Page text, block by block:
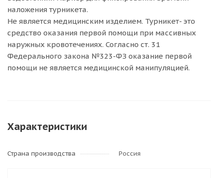
наложения турникета.
Не является медицинским изделием. Турникет- это
средство оказания первой помощи при массивных
наружных кровотечениях. Согласно ст. 31
Федерального закона №323-ФЗ оказание первой
помощи не является медицинской манипуляцией.
Характеристики
Страна производства Россия